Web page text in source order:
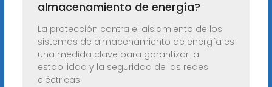
almacenamiento de energía?
La protección contra el aislamiento de los
sistemas de almacenamiento de energía es
una medida clave para garantizar la
estabilidad y la seguridad de las redes
eléctricas.